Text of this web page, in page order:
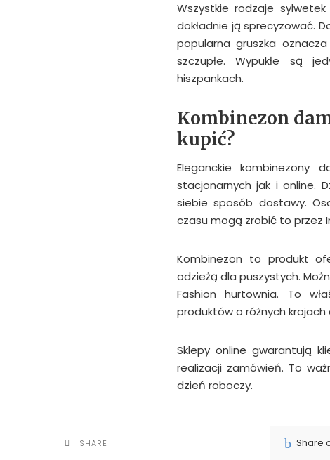
Wszystkie rodzaje
dokładnie ją sprecyzować.
popularna gruszka
szczupłe. Wypukłe są
hiszpankach.
Kombinezon
kupić?
Eleganckie kombinezony
stacjonarnych jak i online.
siebie sposób dostawy.
czasu mogą zrobić to przez
Kombinezon to produkt
odzieżą dla puszystych.
Fashion hurtownia. To
produktów o różnych krojach
Sklepy online gwarantują
realizacji zamówień. To
dzień roboczy.
SHARE Share